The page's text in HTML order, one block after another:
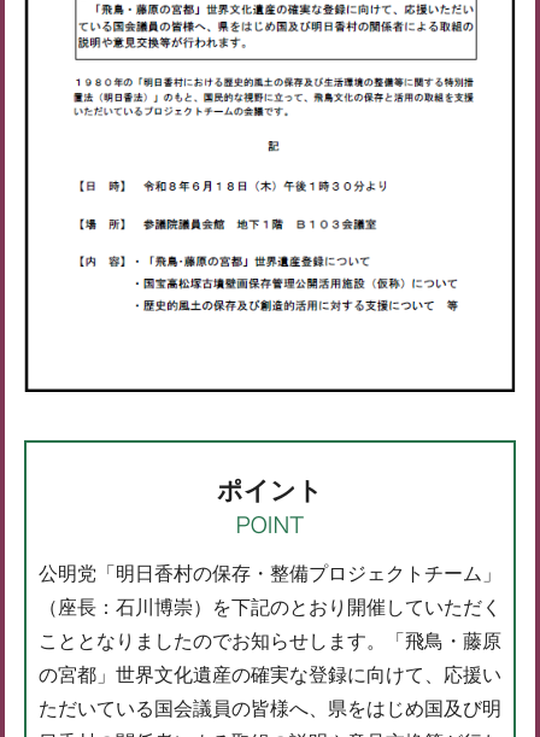
ポイント
公明党「明日香村の保存・整備プロジェクトチーム」
（座長：石川博崇）を下記のとおり開催していただく
こととなりましたのでお知らせします。「飛鳥・藤原
の宮都」世界文化遺産の確実な登録に向けて、応援い
ただいている国会議員の皆様へ、県をはじめ国及び明